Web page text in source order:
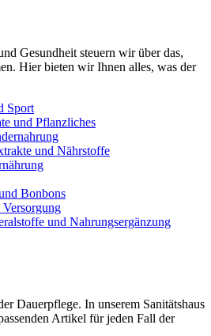
Gesundheit steuern wir über das,
Hier bieten wir Ihnen alles, was der
Sport
und Pflanzliches
und Nährstoffe
Bonbons
und Nahrungsergänzung
Dauerpflege. In unserem Sanitätshaus
Artikel für jeden Fall der